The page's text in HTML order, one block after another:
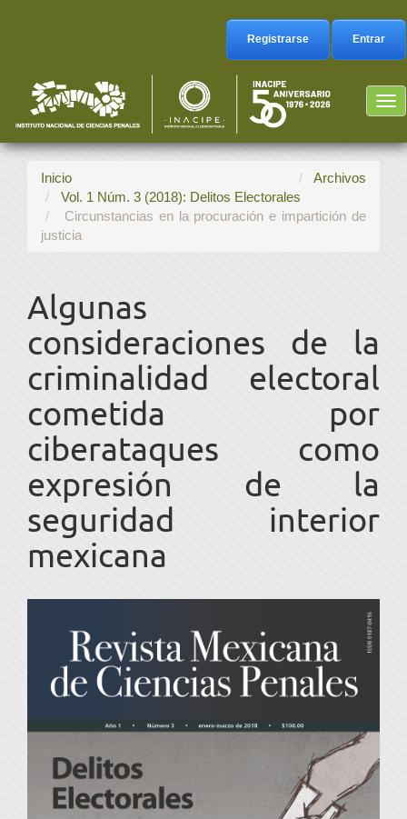
Barra
lateral
Registrarse Entrar
Inicio
Archivos
Vol. 1 Núm. 3 (2018): Delitos Electorales
Circunstancias en la procuración e impartición de
justicia
Algunas
consideraciones de la
criminalidad electoral
cometida por
ciberataques como
expresión de la
seguridad interior
mexicana
lateral
del
artículo